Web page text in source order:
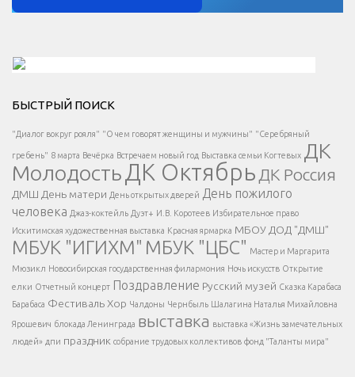
Есть вопрос?
Напишите нам
</span >
Написать
</button >
</div >
</div > </div >
БЫСТРЫЙ ПОИСК
"Диалог вокруг рояля" "О чем говорят женщины и мужчины" "Серебряный
гребень" 8 марта Вечёрка Встречаем новый год Выставка семьи Когтевых ДК
МолодостьДК Октябрь ДК Россия
ДМШ День матери День открытых дверей День пожилого
человека Джаз-коктейль Дуэт+ И.В. Коротеев Избирательное право
Искитимская художественная выставка Красная ярмарка МБОУ ДОД "ДМШ"
МБУК "ИГИХМ" МБУК "ЦБС" Мастер и Маргарита
Мюзикл Новосибирская государственная филармония Ночь искусств Открытие
елки Отчетный концерт Поздравление Русский музей Сказка Карабаса
Барабаса Фестиваль Хор Чалдоны Чернбыль Шалагина Наталья Михайловна
Ярошевич блокада Ленинграда выставка выставка «Жизнь замечательных
людей» дпи праздник собрание трудовых коллективов фонд "Таланты мира"